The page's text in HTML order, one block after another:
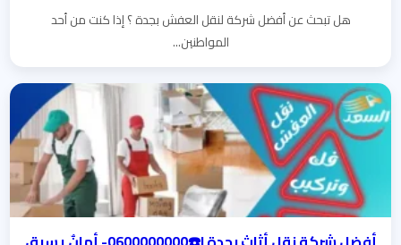
هل تبحث عن أفضل شركة لنقل العفش بجدة ؟ إذا كنت من أحد
المواطنين...